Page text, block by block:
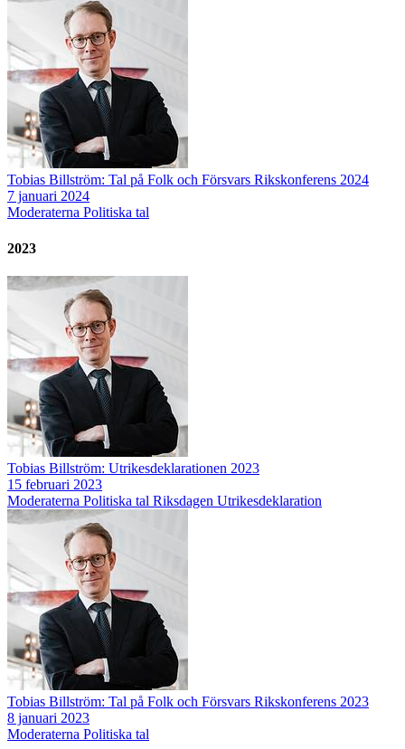
Tobias Billström: Tal på Folk och Försvars Rikskonferens 2024
7 januari 2024
Moderaterna Politiska tal
2023
Tobias Billström: Utrikesdeklarationen 2023
15 februari 2023
Moderaterna Politiska tal Riksdagen Utrikesdeklaration
Tobias Billström: Tal på Folk och Försvars Rikskonferens 2023
8 januari 2023
Moderaterna Politiska tal